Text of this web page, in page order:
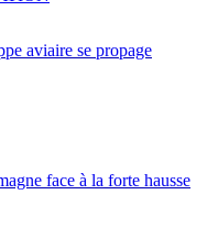
aviaire se propage
face à la forte hausse